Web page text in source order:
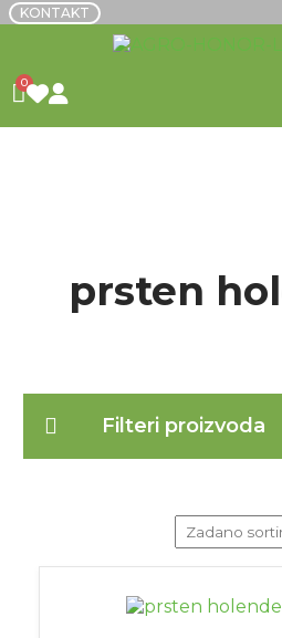
KONTAKT
prsten
Filteri proizvoda